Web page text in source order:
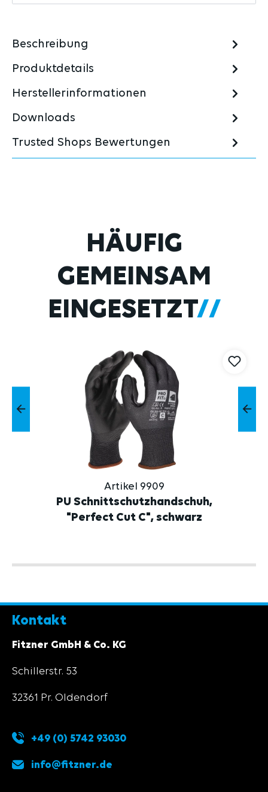
Beschreibung
Produktdetails
Herstellerinformationen
Downloads
Trusted Shops Bewertungen
Produktgalerie überspringen
HÄUFIG
GEMEINSAM
EINGESETZT
Artikel 9909
PU Schnittschutzhandschuh,
"Perfect Cut C", schwarz
Kontakt
Fitzner GmbH & Co. KG
Schillerstr. 53
32361 Pr. Oldendorf
+49 (0) 5742 93030
info@fitzner.de